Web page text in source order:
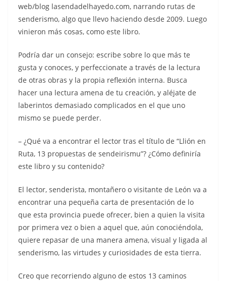
web/blog lasendadelhayedo.com, narrando rutas de
senderismo, algo que llevo haciendo desde 2009. Luego
vinieron más cosas, como este libro.
Podría dar un consejo: escribe sobre lo que más te
gusta y conoces, y perfeccionate a través de la lectura
de otras obras y la propia reflexión interna. Busca
hacer una lectura amena de tu creación, y aléjate de
laberintos demasiado complicados en el que uno
mismo se puede perder.
– ¿Qué va a encontrar el lector tras el título de “Llión en
Ruta, 13 propuestas de sendeirismu”? ¿Cómo definiría
este libro y su contenido?
El lector, senderista, montañero o visitante de León va a
encontrar una pequeña carta de presentación de lo
que esta provincia puede ofrecer, bien a quien la visita
por primera vez o bien a aquel que, aún conociéndola,
quiere repasar de una manera amena, visual y ligada al
senderismo, las virtudes y curiosidades de esta tierra.
Creo que recorriendo alguno de estos 13 caminos